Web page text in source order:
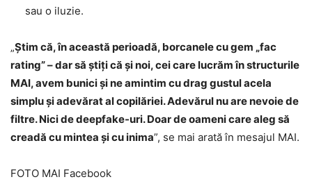
sau o iluzie.
„Știm că, în această perioadă, borcanele cu gem „fac
rating” – dar să știți că și noi, cei care lucrăm în structurile
MAI, avem bunici și ne amintim cu drag gustul acela
simplu și adevărat al copilăriei. Adevărul nu are nevoie de
filtre. Nici de deepfake-uri. Doar de oameni care aleg să
creadă cu mintea și cu inima”, se mai arată în mesajul MAI.
FOTO MAI Facebook